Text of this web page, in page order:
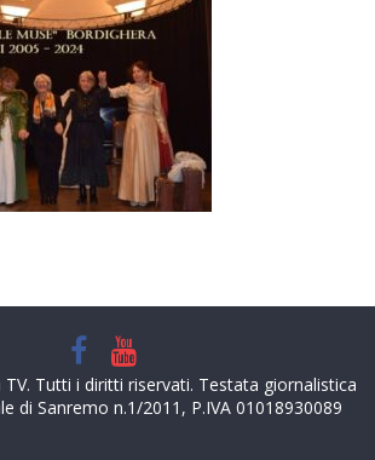
Tutti i diritti riservati. Testata giornalistica
di Sanremo n.1/2011, P.IVA 01018930089